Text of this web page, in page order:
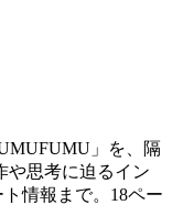
」を、隔
や思考に迫るイン
情報まで。18ペー